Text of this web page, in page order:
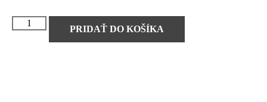
PRIDAŤ DO KOŠÍKA